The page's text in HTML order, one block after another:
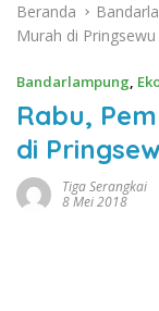
Beranda
Murah di Pringsewu
Bandarlampung,
Rabu,
di
Tiga Serangkai
8 Mei 2018